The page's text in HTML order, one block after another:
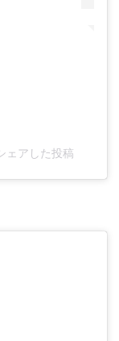
ェアした投稿